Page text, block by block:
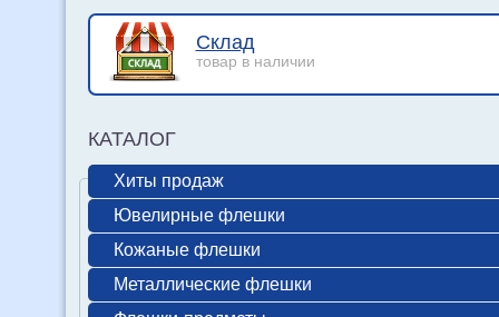
Склад
товар в наличии
КАТАЛОГ
Хиты продаж
Ювелирные флешки
Кожаные флешки
Металлические флешки